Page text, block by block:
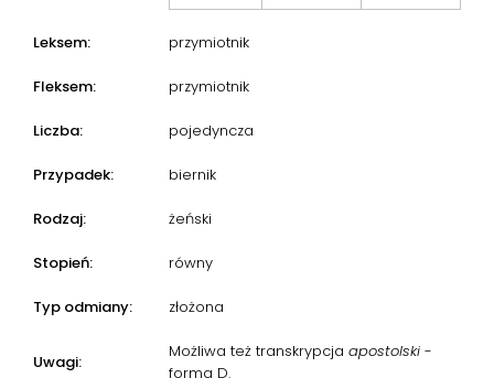
Leksem: przymiotnik
Fleksem: przymiotnik
Liczba: pojedyncza
Przypadek: biernik
Rodzaj: żeński
Stopień: równy
Typ odmiany: złożona
Uwagi:
Możliwa też transkrypcja apostolski -
forma D.